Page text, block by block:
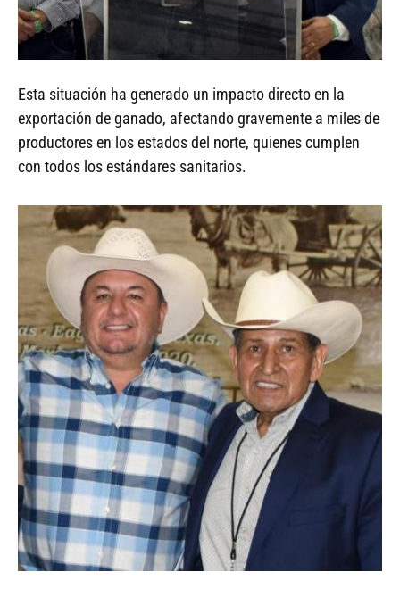
Esta situación ha generado un impacto directo en la
exportación de ganado, afectando gravemente a miles de
productores en los estados del norte, quienes cumplen
con todos los estándares sanitarios.